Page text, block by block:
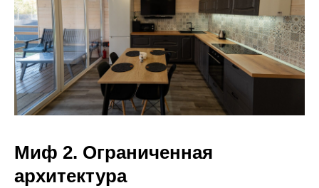
Миф 2. Ограниченная
архитектура